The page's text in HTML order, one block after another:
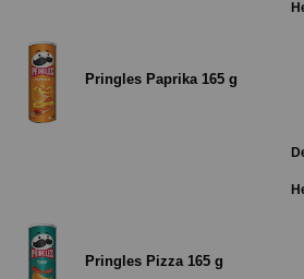
Pringles Paprika 165 g
Pringles Pizza 165 g